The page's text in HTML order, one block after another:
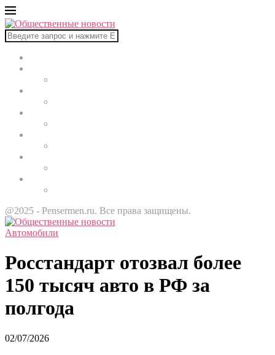
@2025 - Pensermen.ru. Все права защищены.
Автомобили
Росстандарт отозвал более
150 тысяч авто в РФ за
полгода
02/07/2026